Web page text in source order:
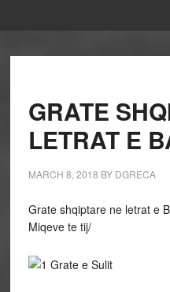
GRATE
LETRAT E
MARCH 8, 2018 BY DGRECA
Grate shqiptare ne letrat e
Miqeve te tij/